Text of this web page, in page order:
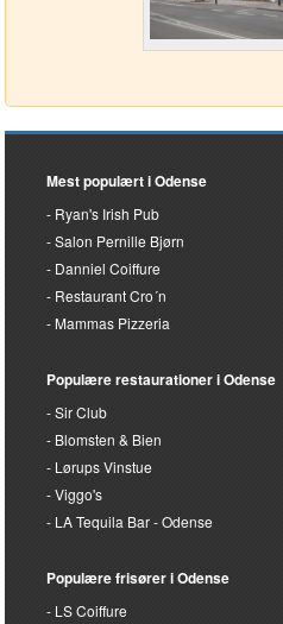
Mest populært i Odense
Ryan's Irish Pub
Salon Pernille Bjørn
Danniel Coiffure
Restaurant Cro´n
Mammas Pizzeria
Populære restaurationer i Odense
Sir Club
Blomsten & Bien
Lørups Vinstue
Viggo's
LA Tequila Bar - Odense
Populære frisører i Odense
LS Coiffure